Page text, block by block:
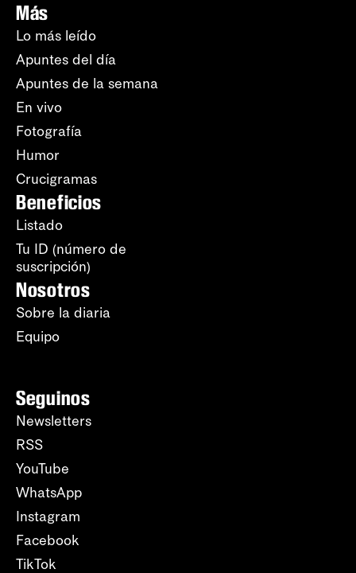
Más
Lo más leído
Apuntes del día
Apuntes de la semana
En vivo
Fotografía
Humor
Crucigramas
Beneficios
Listado
Tu ID (número de
suscripción)
Nosotros
Sobre la diaria
Equipo
Seguinos
Newsletters
RSS
YouTube
WhatsApp
Instagram
Facebook
TikTok